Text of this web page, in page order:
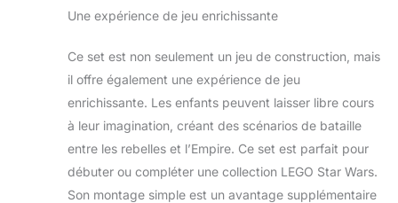
Une expérience de jeu enrichissante
Ce set est non seulement un jeu de construction, mais
il offre également une expérience de jeu
enrichissante. Les enfants peuvent laisser libre cours
à leur imagination, créant des scénarios de bataille
entre les rebelles et l’Empire. Ce set est parfait pour
débuter ou compléter une collection LEGO Star Wars.
Son montage simple est un avantage supplémentaire